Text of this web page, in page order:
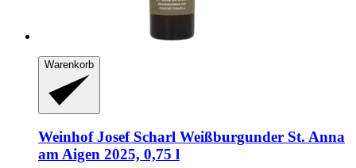
Warenkorb
Weinhof Josef Scharl Weißburgunder St. Anna
am Aigen 2025, 0,75 l